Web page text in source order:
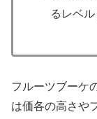
るレベル
フルーツブーケ
は価各の高さや